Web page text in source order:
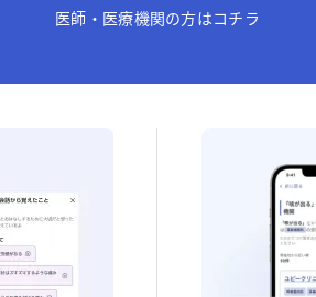
医師・医療機関の方はコチラ